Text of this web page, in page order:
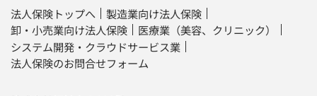
法人保険トップへ
製造業向け法人保険
卸・小売業向け法人保険
医療業（美容、クリニック）
システム開発・クラウドサービス業
法人保険のお問合せフォーム